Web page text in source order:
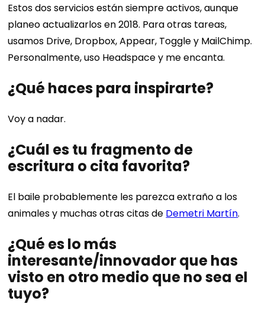
Estos dos servicios están siempre activos, aunque
planeo actualizarlos en 2018. Para otras tareas,
usamos Drive, Dropbox, Appear, Toggle y MailChimp.
Personalmente, uso Headspace y me encanta.
¿Qué haces para inspirarte?
Voy a nadar.
¿Cuál es tu fragmento de
escritura o cita favorita?
El baile probablemente les parezca extraño a los
animales y muchas otras citas de Demetri Martín.
¿Qué es lo más
interesante/innovador que has
visto en otro medio que no sea el
tuyo?